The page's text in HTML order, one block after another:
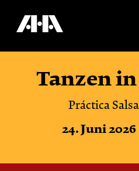
Tanzen
Práctica
24. Juni